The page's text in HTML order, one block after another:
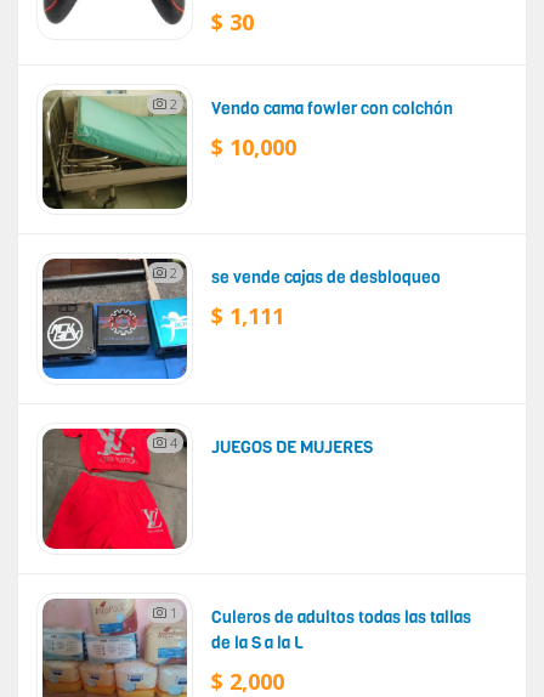
$ 30
2 Vendo cama fowler con colchón
$ 10,000
2 se vende cajas de desbloqueo
$ 1,111
4 JUEGOS DE MUJERES
1
Culeros de adultos todas las tallas
de la S a la L
$ 2,000